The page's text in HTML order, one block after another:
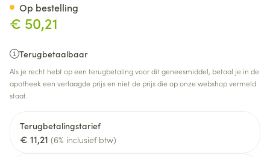
€ 50,21
Terugbetaalbaar
Als je recht hebt op een terugbetaling voor dit geneesmiddel, betaal je in de
apotheek een verlaagde prijs en niet de prijs die op onze webshop vermeld
staat.
Terugbetalingstarief
€ 11,21 (6% inclusief btw)
Op bestelling